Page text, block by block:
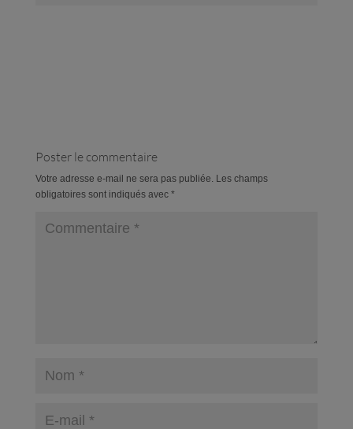
Poster le commentaire
Votre adresse e-mail ne sera pas publiée. Les champs
obligatoires sont indiqués avec *